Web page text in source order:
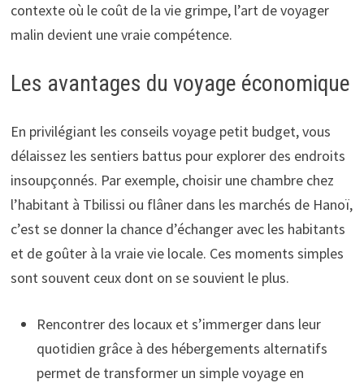
contexte où le coût de la vie grimpe, l’art de voyager
malin devient une vraie compétence.
Les avantages du voyage économique
En privilégiant les conseils voyage petit budget, vous
délaissez les sentiers battus pour explorer des endroits
insoupçonnés. Par exemple, choisir une chambre chez
l’habitant à Tbilissi ou flâner dans les marchés de Hanoï,
c’est se donner la chance d’échanger avec les habitants
et de goûter à la vraie vie locale. Ces moments simples
sont souvent ceux dont on se souvient le plus.
Rencontrer des locaux et s’immerger dans leur
quotidien grâce à des hébergements alternatifs
permet de transformer un simple voyage en